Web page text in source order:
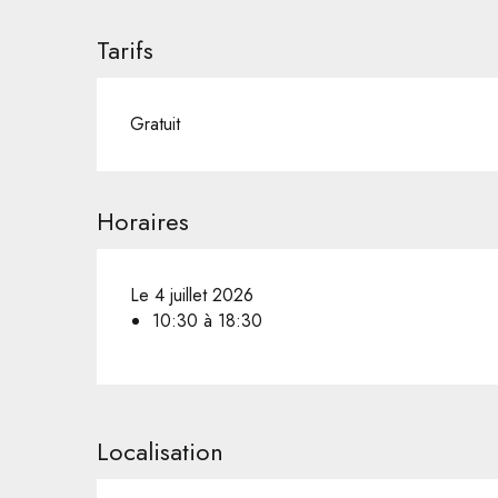
Tarifs
Gratuit
Horaires
Le 4 juillet 2026
10:30 à 18:30
Localisation